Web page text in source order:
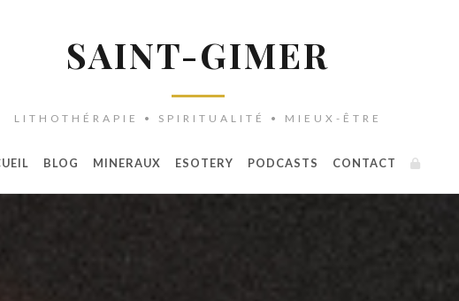
SAINT-GIMER
LITHOTHÉRAPIE • SPIRITUALITÉ • MIEUX-ÊTRE
BLOG MINERAUX ESOTERY PODCASTS CONTACT